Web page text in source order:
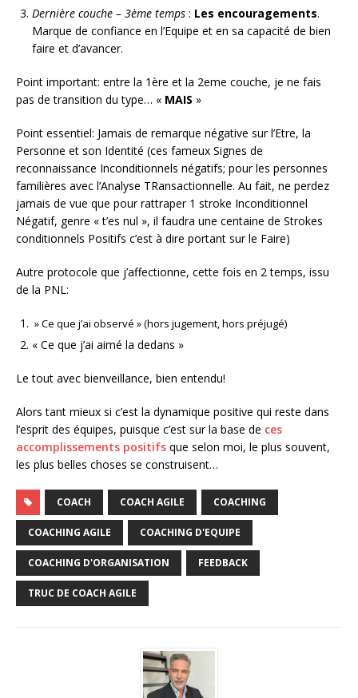
Dernière couche – 3ème temps : Les encouragements.
Marque de confiance en l’Equipe et en sa capacité de bien
faire et d’avancer.
Point important: entre la 1ère et la 2eme couche, je ne fais
pas de transition du type… « MAIS »
Point essentiel: Jamais de remarque négative sur l’Etre, la
Personne et son Identité (ces fameux Signes de
reconnaissance Inconditionnels négatifs; pour les personnes
familières avec l’Analyse TRansactionnelle. Au fait, ne perdez
jamais de vue que pour rattraper 1 stroke Inconditionnel
Négatif, genre « t’es nul », il faudra une centaine de Strokes
conditionnels Positifs c’est à dire portant sur le Faire)
Autre protocole que j’affectionne, cette fois en 2 temps, issu
de la PNL:
» Ce que j’ai observé » (hors jugement, hors préjugé)
« Ce que j’ai aimé la dedans »
Le tout avec bienveillance, bien entendu!
Alors tant mieux si c’est la dynamique positive qui reste dans
l’esprit des équipes, puisque c’est sur la base de ces
accomplissements positifs que selon moi, le plus souvent,
les plus belles choses se construisent…
COACH COACH AGILE COACHING
COACHING AGILE COACHING D'EQUIPE
COACHING D'ORGANISATION FEEDBACK
TRUC DE COACH AGILE